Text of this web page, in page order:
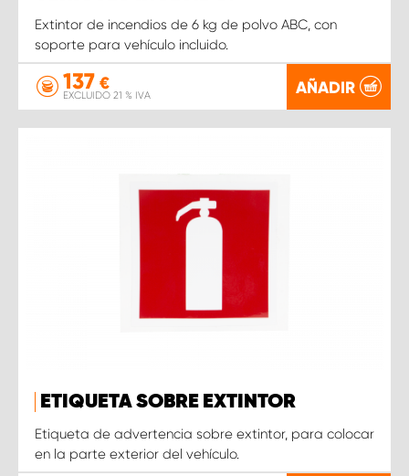
Extintor de incendios de 6 kg de polvo ABC, con
soporte para vehículo incluido.
137 €
EXCLUIDO 21 % IVA AÑADIR
ETIQUETA SOBRE EXTINTOR
Etiqueta de advertencia sobre extintor, para colocar
en la parte exterior del vehículo.